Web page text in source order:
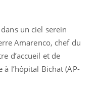
un ciel serein
Amarenco, chef du
d’accueil et de
l’hôpital Bichat (AP-